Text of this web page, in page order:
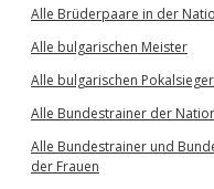
Alle Brüderpaare in der
Alle bulgarischen Meister
Alle bulgarischen Pokalsieger
Alle Bundestrainer der
Alle Bundestrainer und
der Frauen